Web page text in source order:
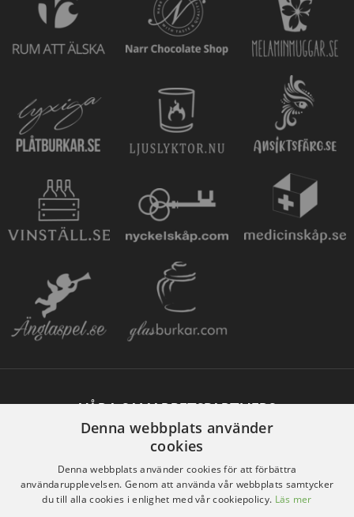
VÅRA SAMARBETSPARTNERS
Denna webbplats använder
cookies
Denna webbplats använder cookies för att förbättra
användarupplevelsen. Genom att använda vår webbplats samtycker
du till alla cookies i enlighet med vår cookiepolicy. Läs mer